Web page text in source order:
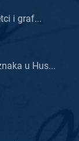
i graf...
u Hus...